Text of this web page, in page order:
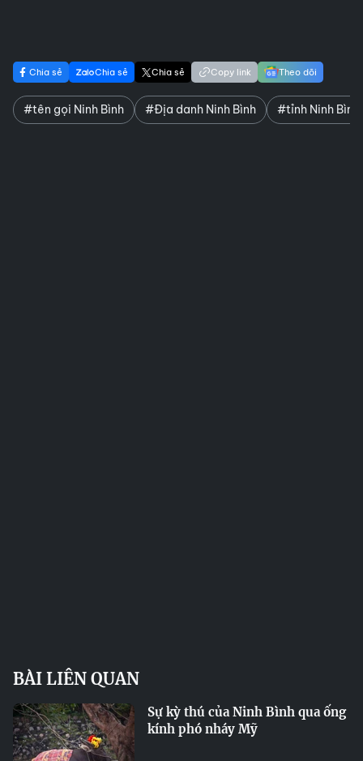
Chia sẻ Chia sẻ Chia sẻ Copy link Theo dõi
#tên gọi Ninh Bình #Địa danh Ninh Bình #tỉnh Ninh Bình
BÀI LIÊN QUAN
Sự kỳ thú của Ninh Bình qua ống
kính phó nháy Mỹ